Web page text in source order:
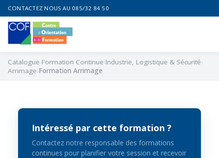
CONTACTEZ NOUS AU 085/32 84 50
Catalogue Formation Continue Industrie, Logistique & Sécurité
Arrimage Formation Arrimage
Intéressé par cette formation ?
Contactez notre responsable des formations
continues pour planifier votre session et recevoir